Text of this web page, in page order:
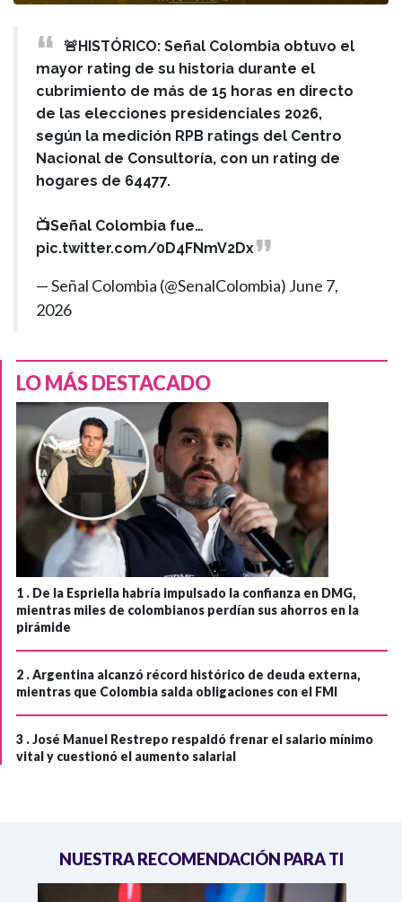
🚨HISTÓRICO: Señal Colombia obtuvo el
mayor rating de su historia durante el
cubrimiento de más de 15 horas en directo
de las elecciones presidenciales 2026,
según la medición RPB ratings del Centro
Nacional de Consultoría, con un rating de
hogares de 64477.
📺Señal Colombia fue…
pic.twitter.com/0D4FNmV2Dx
— Señal Colombia (@SenalColombia) June 7,
2026
LO MÁS DESTACADO
1 . De la Espriella habría impulsado la confianza en DMG,
mientras miles de colombianos perdían sus ahorros en la
pirámide
2 .Argentina alcanzó récord histórico de deuda externa,
mientras que Colombia salda obligaciones con el FMI
3 .José Manuel Restrepo respaldó frenar el salario mínimo
vital y cuestionó el aumento salarial
NUESTRA RECOMENDACIÓN PARA TI